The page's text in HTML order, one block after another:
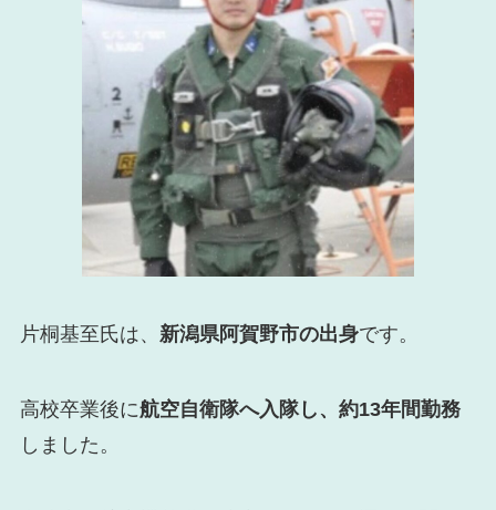
片桐基至氏は、 新潟県阿賀野市の出身です。
高校卒業後に航空自衛隊へ入隊し、約13年間勤務
しました。